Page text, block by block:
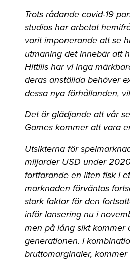
Trots rådande covid-19
studios har arbetat
varit imponerande att se
utmaning det innebär att
Hittills har vi inga
deras anställda behöver
dessa nya förhållanden,
Det är glädjande att vår
Games kommer att vara
Utsikterna för
miljarder USD under
fortfarande en liten fisk i
marknaden förväntas
stark faktor för den
inför lansering nu i
men på lång sikt
generationen. I
bruttomarginaler,